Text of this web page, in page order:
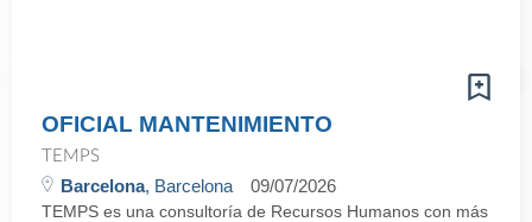
OFICIAL MANTENIMIENTO
TEMPS
Barcelona, Barcelona 09/07/2026
TEMPS es una consultoría de Recursos Humanos con más